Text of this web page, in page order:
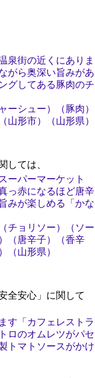
泉街の近くにありま
がら奥深い旨みがあ
グしてある豚肉のチ
ーシュー）（豚肉）
山形市）（山形県）
しては、
ーパーマーケット
っ赤になるほど唐辛
みが楽しめる「かな
チョリソー）（ソー
（唐辛子）（香辛
（山形県）
全安心」に関して
す「カフェレストラ
ロのオムレツがパセ
トマトソースがかけ